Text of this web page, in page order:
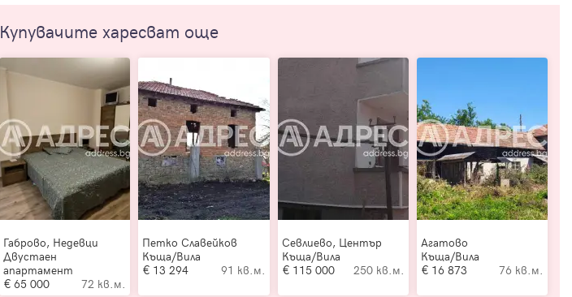
Купувачите харесват още
Габрово, Недевци
Двустаен
апартамент
65 000
72 кв.м.
Петко Славейков
Къща/Вила
13 294
91 кв.м.
Севлиево, Център
Къща/Вила
115 000
250 кв.м.
Агатово
Къща/Вила
16 873
76 кв.м.